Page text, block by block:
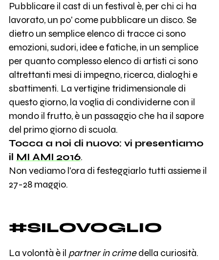
Pubblicare il cast di un festival è, per chi ci ha
lavorato, un po' come pubblicare un disco. Se
dietro un semplice elenco di tracce ci sono
emozioni, sudori, idee e fatiche, in un semplice
per quanto complesso elenco di artisti ci sono
altrettanti mesi di impegno, ricerca, dialoghi e
sbattimenti. La vertigine tridimensionale di
questo giorno, la voglia di condividerne con il
mondo il frutto, è un passaggio che ha il sapore
del primo giorno di scuola.
Tocca a noi di nuovo: vi presentiamo
il MI AMI 2016.
Non vediamo l'ora di festeggiarlo tutti assieme il
27-28 maggio.
#SILOVOGLIO
La volontà è il partner in crimedella curiosità.